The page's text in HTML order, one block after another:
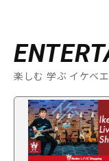
楽しむ 学ぶ イケベ